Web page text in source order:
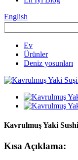
English
Ev
Ürünler
Deniz yosunları
Kavrulmuş Yaki
Kısa Açıklama: